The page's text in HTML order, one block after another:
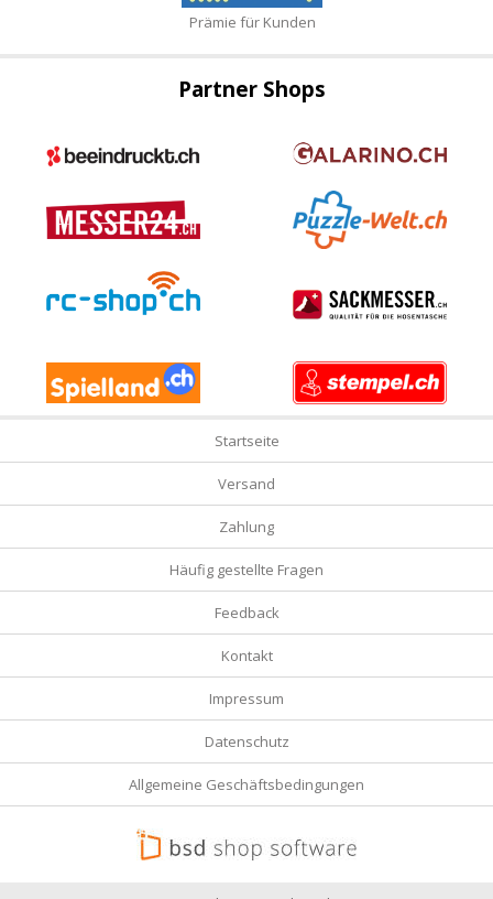
Prämie für Kunden
Partner Shops
Startseite
Versand
Zahlung
Häufig gestellte Fragen
Feedback
Kontakt
Impressum
Datenschutz
Allgemeine Geschäftsbedingungen